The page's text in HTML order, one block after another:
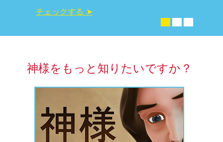
今すぐダウンロード ➤
神様をもっと知りたいですか？